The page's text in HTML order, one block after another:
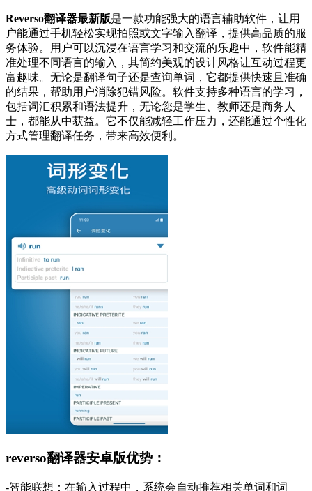
Reverso翻译器最新版是一款功能强大的语言辅助软件，让用
户能通过手机轻松实现拍照或文字输入翻译，提供高品质的服
务体验。用户可以沉浸在语言学习和交流的乐趣中，软件能精
准处理不同语言的输入，其简约美观的设计风格让互动过程更
富趣味。无论是翻译句子还是查询单词，它都提供快速且准确
的结果，帮助用户消除犯错风险。软件支持多种语言的学习，
包括词汇积累和语法提升，无论您是学生、教师还是商务人
士，都能从中获益。它不仅能减轻工作压力，还能通过个性化
方式管理翻译任务，带来高效便利。
reverso翻译器安卓版优势：
-智能联想：在输入过程中，系统会自动推荐相关单词和词